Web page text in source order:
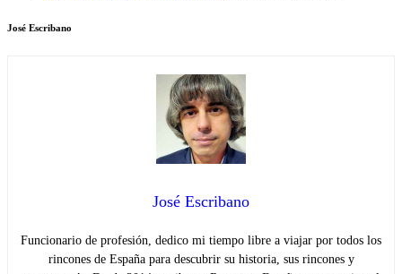
José Escribano
José Escribano
Funcionario de profesión, dedico mi tiempo libre a viajar por todos los
rincones de España para descubrir su historia, sus rincones y